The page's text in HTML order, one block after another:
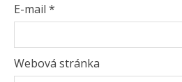
E-mail *
Webová stránka